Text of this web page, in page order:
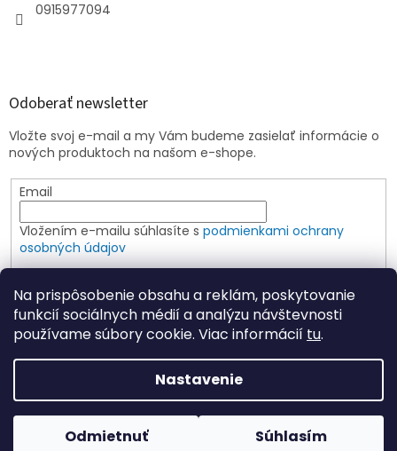
Na prispôsobenie obsahu a reklám, poskytovanie
funkcií sociálnych médií a analýzu návštevnosti
používame súbory cookie. Viac informácií tu.
Nastavenie
Odmietnuť Súhlasím
0915977094
Odoberať newsletter
Vložte svoj e-mail a my Vám budeme zasielať informácie o
nových produktoch na našom e-shope.
Email
Vložením e-mailu súhlasíte s podmienkami ochrany
osobných údajov
PRIHLÁSIŤ SA
Copyright 2026Elspoin. Všetky práva vyhradené.Upraviť
nastavenie cookies